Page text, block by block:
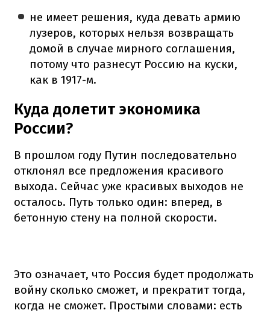
не имеет решения, куда девать армию
лузеров, которых нельзя возвращать
домой в случае мирного соглашения,
потому что разнесут Россию на куски,
как в 1917-м.
Куда долетит экономика
России?
В прошлом году Путин последовательно
отклонял все предложения красивого
выхода. Сейчас уже красивых выходов не
осталось. Путь только один: вперед, в
бетонную стену на полной скорости.
Это означает, что Россия будет продолжать
войну сколько сможет, и прекратит тогда,
когда не сможет. Простыми словами: есть